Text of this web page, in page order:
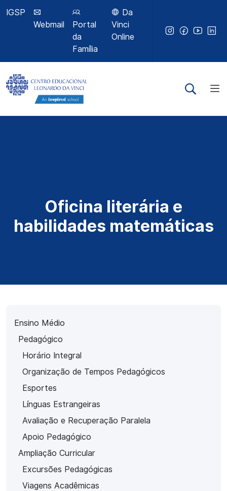
IGSP
Webmail
Portal
da
Família
Da
Vinci
Online
Oficina literária e
habilidades matemáticas
Ensino Médio
Pedagógico
Horário Integral
Organização de Tempos Pedagógicos
Esportes
Línguas Estrangeiras
Avaliação e Recuperação Paralela
Apoio Pedagógico
Ampliação Curricular
Excursões Pedagógicas
Viagens Acadêmicas